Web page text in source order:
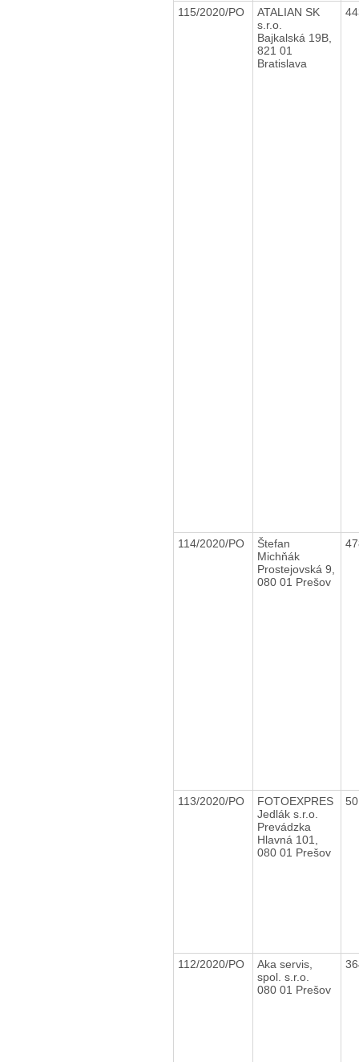
115/2020/PO
ATALIAN SK
s.r.o.
Bajkalská 19B,
821 01
Bratislava
114/2020/PO
Štefan
Michňák
Prostejovská 9,
080 01 Prešov
113/2020/PO
FOTOEXPRES
Jedlák s.r.o.
Prevádzka
Hlavná 101,
080 01 Prešov
112/2020/PO
Aka servis,
spol. s.r.o.
080 01 Prešov